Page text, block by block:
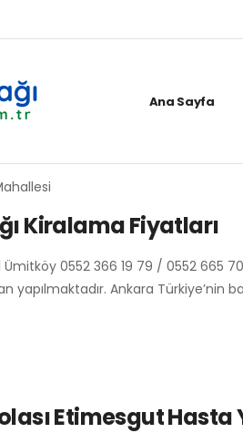
Ana Sayfa
Kiralama Fiyatları
Ümitköy 0552 366 19 79 / 0552 665
yapılmaktadır. Ankara Türkiye’nin
Etimesgut Hasta